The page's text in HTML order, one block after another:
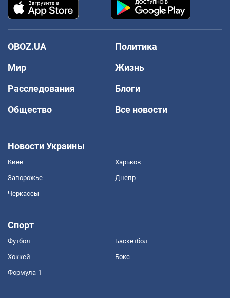
OBOZ.UA
Политика
Мир
Жизнь
Расследования
Блоги
Общество
Все новости
Новости Украины
Киев Харьков
Запорожье Днепр
Черкассы
Спорт
Футбол Баскетбол
Хоккей Бокс
Формула-1